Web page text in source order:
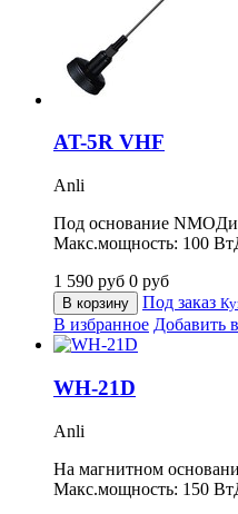
AT-5R VHF
Anli
Под основание
Макс.мощность: 100
1 590 руб 0 руб
В корзину Под заказ
В избранное Добавить
WH-21D
Anli
На магнитном
Макс.мощность: 150